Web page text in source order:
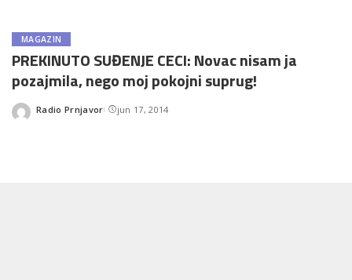
MAGAZIN
PREKINUTO SUĐENJE CECI: Novac nisam ja
pozajmila, nego moj pokojni suprug!
Posted
Radio Prnjavor jun 17, 2014